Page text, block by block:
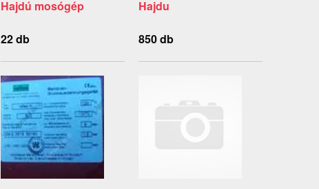
Hajdú mosógép
22 db
Hajdu
850 db